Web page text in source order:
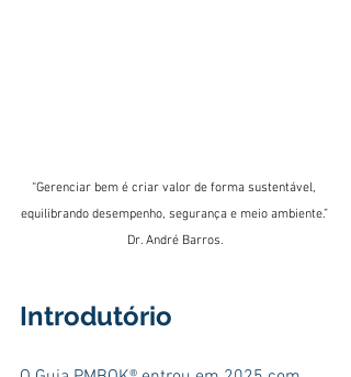
“Gerenciar bem é criar valor de forma sustentável,
equilibrando desempenho, segurança e meio ambiente.”
Dr. André Barros.
Introdutório